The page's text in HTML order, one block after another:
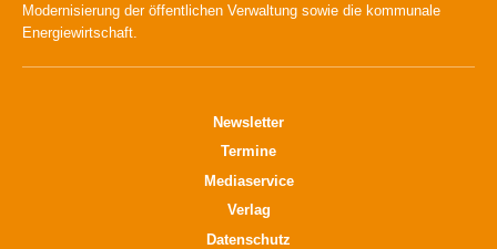
Modernisierung der öffentlichen Verwaltung sowie die kommunale
Energiewirtschaft.
Newsletter
Termine
Mediaservice
Verlag
Datenschutz